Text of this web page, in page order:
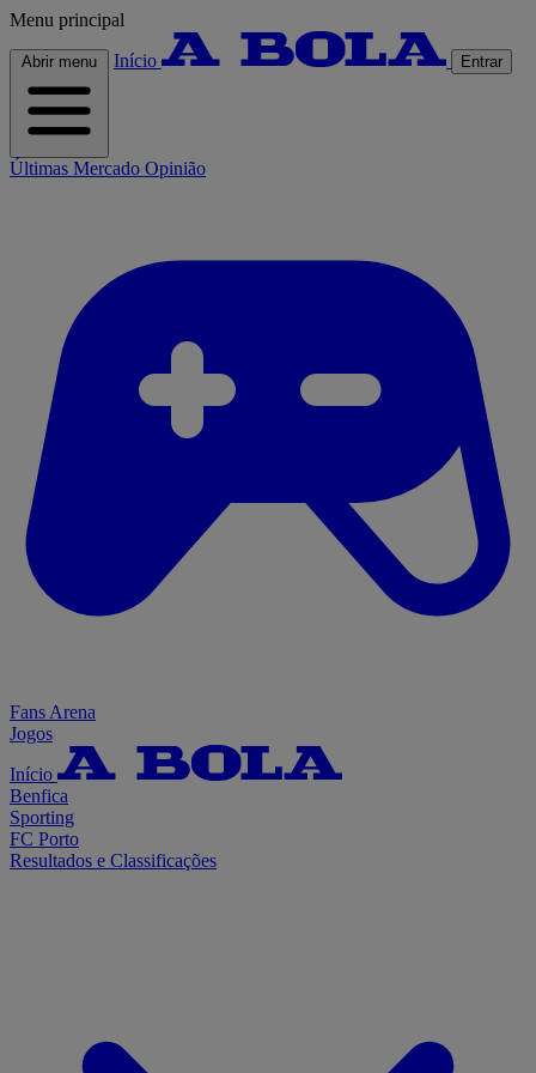
Menu principal
Abrir menu Início Entrar
Últimas Mercado Opinião
Fans Arena
Jogos
Início
Benfica
Sporting
FC Porto
Resultados e Classificações